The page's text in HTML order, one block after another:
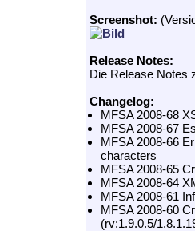
Screenshot:
Release Notes:
Die Release Notes
Changelog:
MFSA 2008-68
MFSA 2008-67
MFSA 2008-66
characters
MFSA 2008-65
MFSA 2008-64
MFSA 2008-61
MFSA 2008-60
(rv:1.9.0.5/